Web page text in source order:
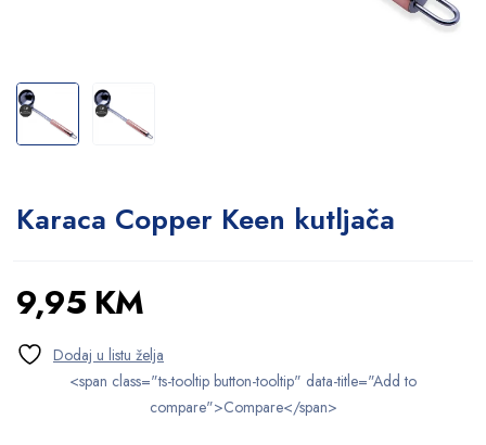
Karaca Copper Keen kutljača
9,95 KM
<span class="ts-tooltip button-tooltip" data-title="Add to
compare">Compare</span>